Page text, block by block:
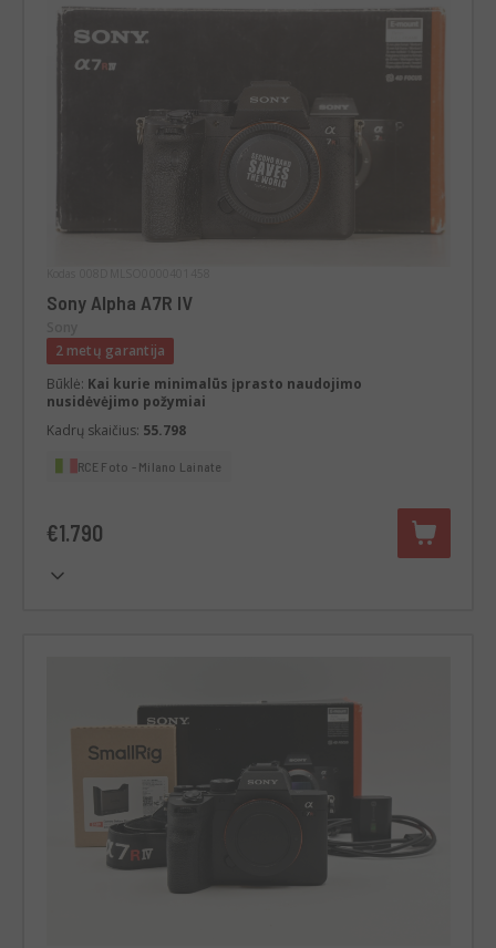
Sony Alpha A7R IV
2 metų garantija
Būklė: Kai kurie minimalūs įprasto naudojimo
nusidėvėjimo požymiai
Kadrų skaičius: 55.798
RCE Foto - Milano Lainate
€1.790